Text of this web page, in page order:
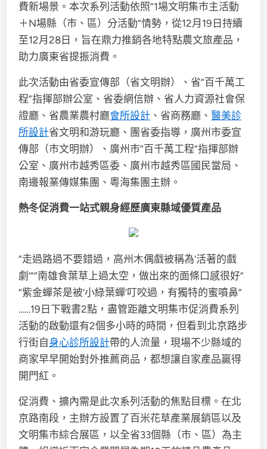
費新場景。本次系列活動依照“1場文明集市主活動
＋N場縣（市、區）分活動”情勢，從12月19日持續
至12月28日，旨在鼎力推銷各地特點農文旅產品，
助力廣東省提振消費。
此次活動由省委宣傳部（省文明辦）、省“百千萬工
程”指揮部辦公室、省委網信辦、省人力資源社會保
證廳、省農業農村廳會所設計 、省商務廳、醫美診
所設計省文明和游玩廳、團省委指導，廣州市委宣
傳部（市文明辦）、廣州市“百千萬工程”指揮部辦
公室、廣州市越秀區委、廣州市越秀區國民當局、
南邊報業傳媒集團、粵海集團主辦。
熱冬促消費一站式親身經歷廣東縣域優質產品
“走過路過不要錯過，高州木偶戲被稱為‘活著的戲
劇’”“南雄食葉草上過太空，做出來的面條口感很好”
“紫金蟬茶是被‘小綠葉蟬’叮咬過，有獨特的蜜噴鼻”
……19日下戰書2點，盡管距離文明集市促消費系列
活動的啟動還有2個多小時的時間，但看到北京路步
行街自身心診所設計帶的人流量，現場不少縣域的
商家早早開始對外推薦商品，都想讓自家產品贏得
開門紅。
促消費、擴內需是此次系列活動的焦點目標。在北
京路南段，主辦方設置了百米花草產業展銷區以及
文明集市綜合展區，以全省33個縣（市、區）為主